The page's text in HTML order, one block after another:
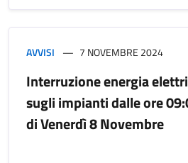
AVVISI 7 NOVEMBRE 2024
Interruzione energia
sugli impianti dalle ore
di Venerdì 8 Novembre